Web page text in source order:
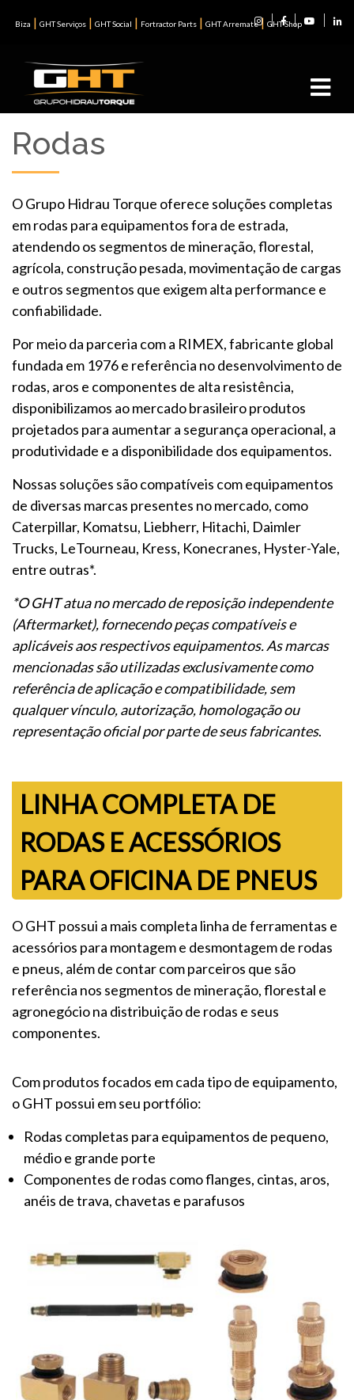
Biza | GHT Serviços | GHT Social | Fortractor Parts | GHT Arremate| GHT Shop
Rodas
O Grupo Hidrau Torque oferece soluções completas
em rodas para equipamentos fora de estrada,
atendendo os segmentos de mineração, florestal,
agrícola, construção pesada, movimentação de cargas
e outros segmentos que exigem alta performance e
confiabilidade.
Por meio da parceria com a RIMEX, fabricante global
fundada em 1976 e referência no desenvolvimento de
rodas, aros e componentes de alta resistência,
disponibilizamos ao mercado brasileiro produtos
projetados para aumentar a segurança operacional, a
produtividade e a disponibilidade dos equipamentos.
Nossas soluções são compatíveis com equipamentos
de diversas marcas presentes no mercado, como
Caterpillar, Komatsu, Liebherr, Hitachi, Daimler
Trucks, LeTourneau, Kress, Konecranes, Hyster-Yale,
entre outras*.
*O GHT atua no mercado de reposição independente
(Aftermarket), fornecendo peças compatíveis e
aplicáveis aos respectivos equipamentos. As marcas
mencionadas são utilizadas exclusivamente como
referência de aplicação e compatibilidade, sem
qualquer vínculo, autorização, homologação ou
representação oficial por parte de seus fabricantes.
LINHA COMPLETA DE
RODAS E ACESSÓRIOS
PARA OFICINA DE PNEUS
O GHT possui a mais completa linha de ferramentas e
acessórios para montagem e desmontagem de rodas
e pneus, além de contar com parceiros que são
referência nos segmentos de mineração, florestal e
agronegócio na distribuição de rodas e seus
componentes.
Com produtos focados em cada tipo de equipamento,
o GHT possui em seu portfólio:
Rodas completas para equipamentos de pequeno,
médio e grande porte
Componentes de rodas como flanges, cintas, aros,
anéis de trava, chavetas e parafusos